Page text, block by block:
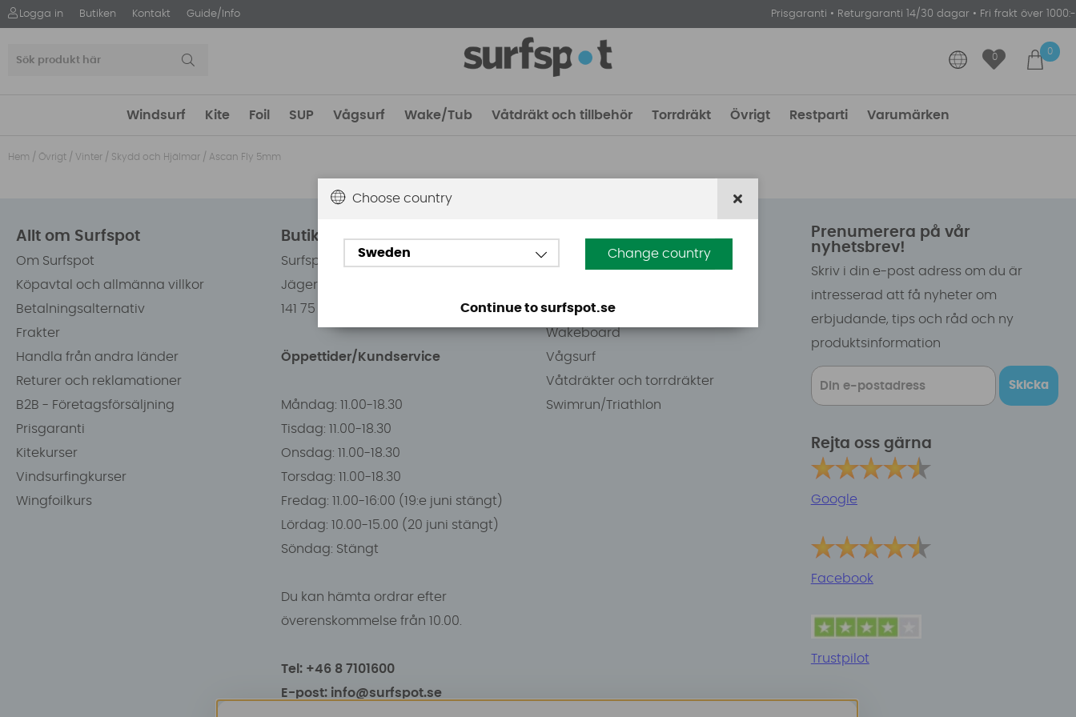
Logga in Butiken Kontakt Guide/Info Prisgaranti • Returgaranti 14/30 dagar • Fri frakt över 1000:-
0
0
Windsurf Kite Foil SUP Vågsurf Wake/Tub Våtdräkt och tillbehör Torrdräkt Övrigt Restparti Varumärken
Hem / Övrigt / Vinter / Skydd och Hjälmar / Ascan Fly 5mm
Allt om Surfspot
Om Surfspot
Köpavtal och allmänna villkor
Betalningsalternativ
Frakter
Handla från andra länder
Returer och reklamationer
B2B - Företagsförsäljning
Prisgaranti
Kitekurser
Vindsurfingkurser
Wingfoilkurs
Butiken i Stockholm
Surfspot Sweden AB
Jägerhorns väg 8
141 75 Kungens Kurva
Öppettider/Kundservice
Måndag: 11.00-18.30
Tisdag: 11.00-18.30
Onsdag: 11.00-18.30
Torsdag: 11.00-18.30
Fredag: 11.00-16:00 (19:e juni stängt)
Lördag: 10.00-15.00 (20 juni stängt)
Söndag: Stängt
Du kan hämta ordrar efter
överenskommelse från 10.00.
Tel: +46 8 7101600
E-post: info@surfspot.se
Guider
Vindsurfing
SUP
Wakeboard
Vågsurf
Våtdräkter och torrdräkter
Swimrun/Triathlon
Prenumerera på vår
nyhetsbrev!
Skriv i din e-post adress om du är
intresserad att få nyheter om
erbjudande, tips och råd och ny
produktsinformation
Skicka
Rejta oss gärna
Google
Facebook
Trustpilot
Choose country
Sweden Change country
Continue to surfspot.se